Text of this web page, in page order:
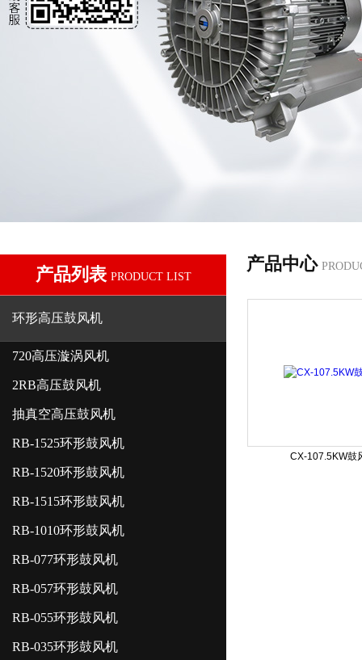
产品列表 PRODUCT LIST
环形高压鼓风机
720高压漩涡风机
2RB高压鼓风机
抽真空高压鼓风机
RB-1525环形鼓风机
RB-1520环形鼓风机
RB-1515环形鼓风机
RB-1010环形鼓风机
RB-077环形鼓风机
RB-057环形鼓风机
RB-055环形鼓风机
RB-035环形鼓风机
产品中心
CX-107.5KW鼓